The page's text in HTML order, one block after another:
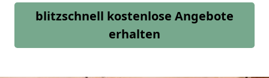
blitzschnell kostenlose Angebote
erhalten